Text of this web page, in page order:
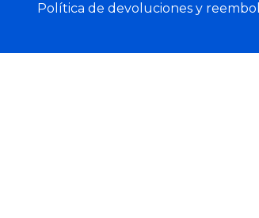
Política de devoluciones y